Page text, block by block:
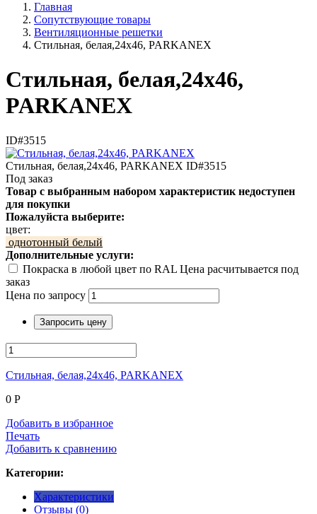
Главная
Сопутствующие товары
Вентиляционные решетки
Стильная, белая,24x46, PARKANEX
Стильная, белая,24x46,
PARKANEX
ID#3515
Стильная, белая,24x46, PARKANEX ID#3515
Под заказ
Товар с выбранным набором характеристик недоступен
для покупки
Пожалуйста выберите:
цвет:
однотонный белый
Дополнительные услуги:
Покраска в любой цвет по RAL Цена расчитывается под
заказ
Цена по запросу
Запросить цену
Стильная, белая,24x46, PARKANEX
0 Р
Добавить в избранное
Печать
Добавить к сравнению
Категории:
Характеристики
Отзывы (0)